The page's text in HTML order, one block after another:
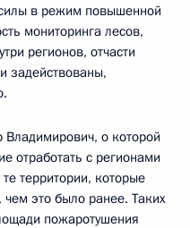
в режим повышенной
мониторинга лесов,
регионов, отчасти
задействованы,
о которой
отработать с регионами
территории, которые
это было ранее. Таких
пожаротушения